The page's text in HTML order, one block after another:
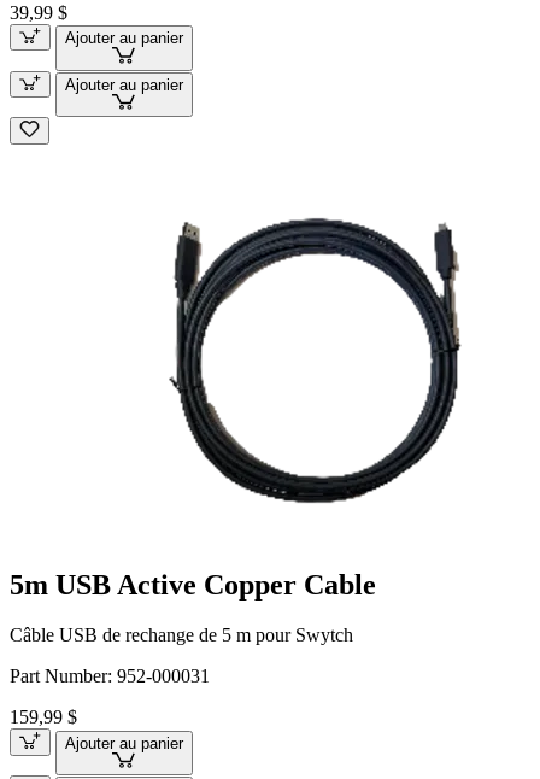
39,99 $
Ajouter au panier
Ajouter au panier
5m USB Active Copper Cable
Câble USB de rechange de 5 m pour Swytch
Part Number: 952-000031
159,99 $
Ajouter au panier